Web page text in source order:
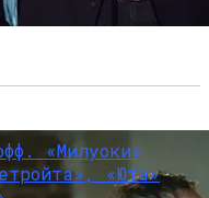
Шоу: Куда